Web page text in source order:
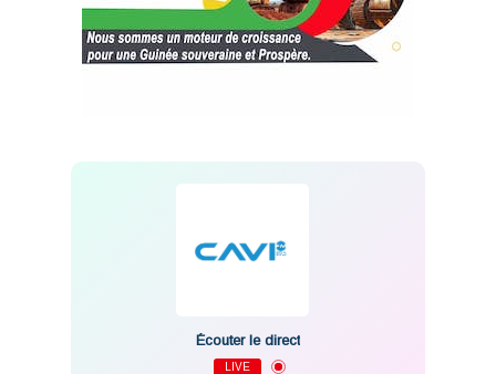
Écouter le direct
LIVE